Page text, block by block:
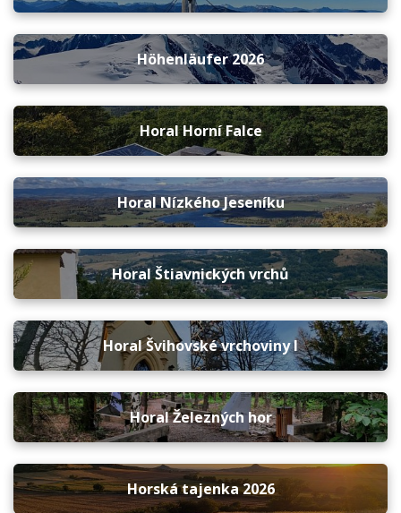
Höhenläufer 2026
Horal Horní Falce
Horal Nízkého Jeseníku
Horal Štiavnických vrchů
Horal Švihovské vrchoviny I
Horal Železných hor
Horská tajenka 2026